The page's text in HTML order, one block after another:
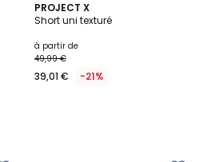
PROJECT X
Short uni texturé
à partir de
49,99 €
39,01 € -21%